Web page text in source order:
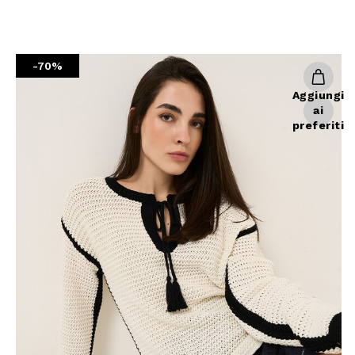
Maglie
Cardigan
Pantaloni
Jeans
Gonne
Bermuda
Top
T-Shirt
Tailleur
Trench
Gift box
-70%
Aggiungi
ai
preferiti